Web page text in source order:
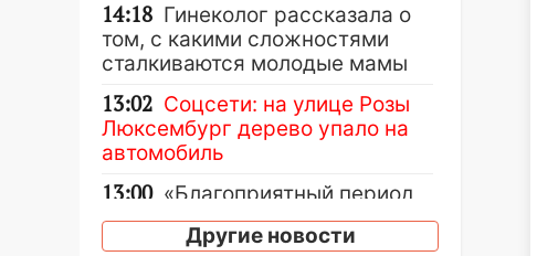
14:18 Гинеколог рассказала о
том, с какими сложностями
сталкиваются молодые мамы
13:02 Соцсети: на улице Розы
Люксембург дерево упало на
автомобиль
13:00 «Благоприятный период
для новых начинаний: гороскоп
для всех знаков зодиака на
Другие новости